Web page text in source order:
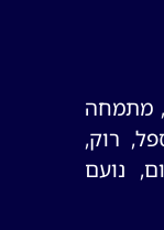
מתמחה
רוק,
נועם